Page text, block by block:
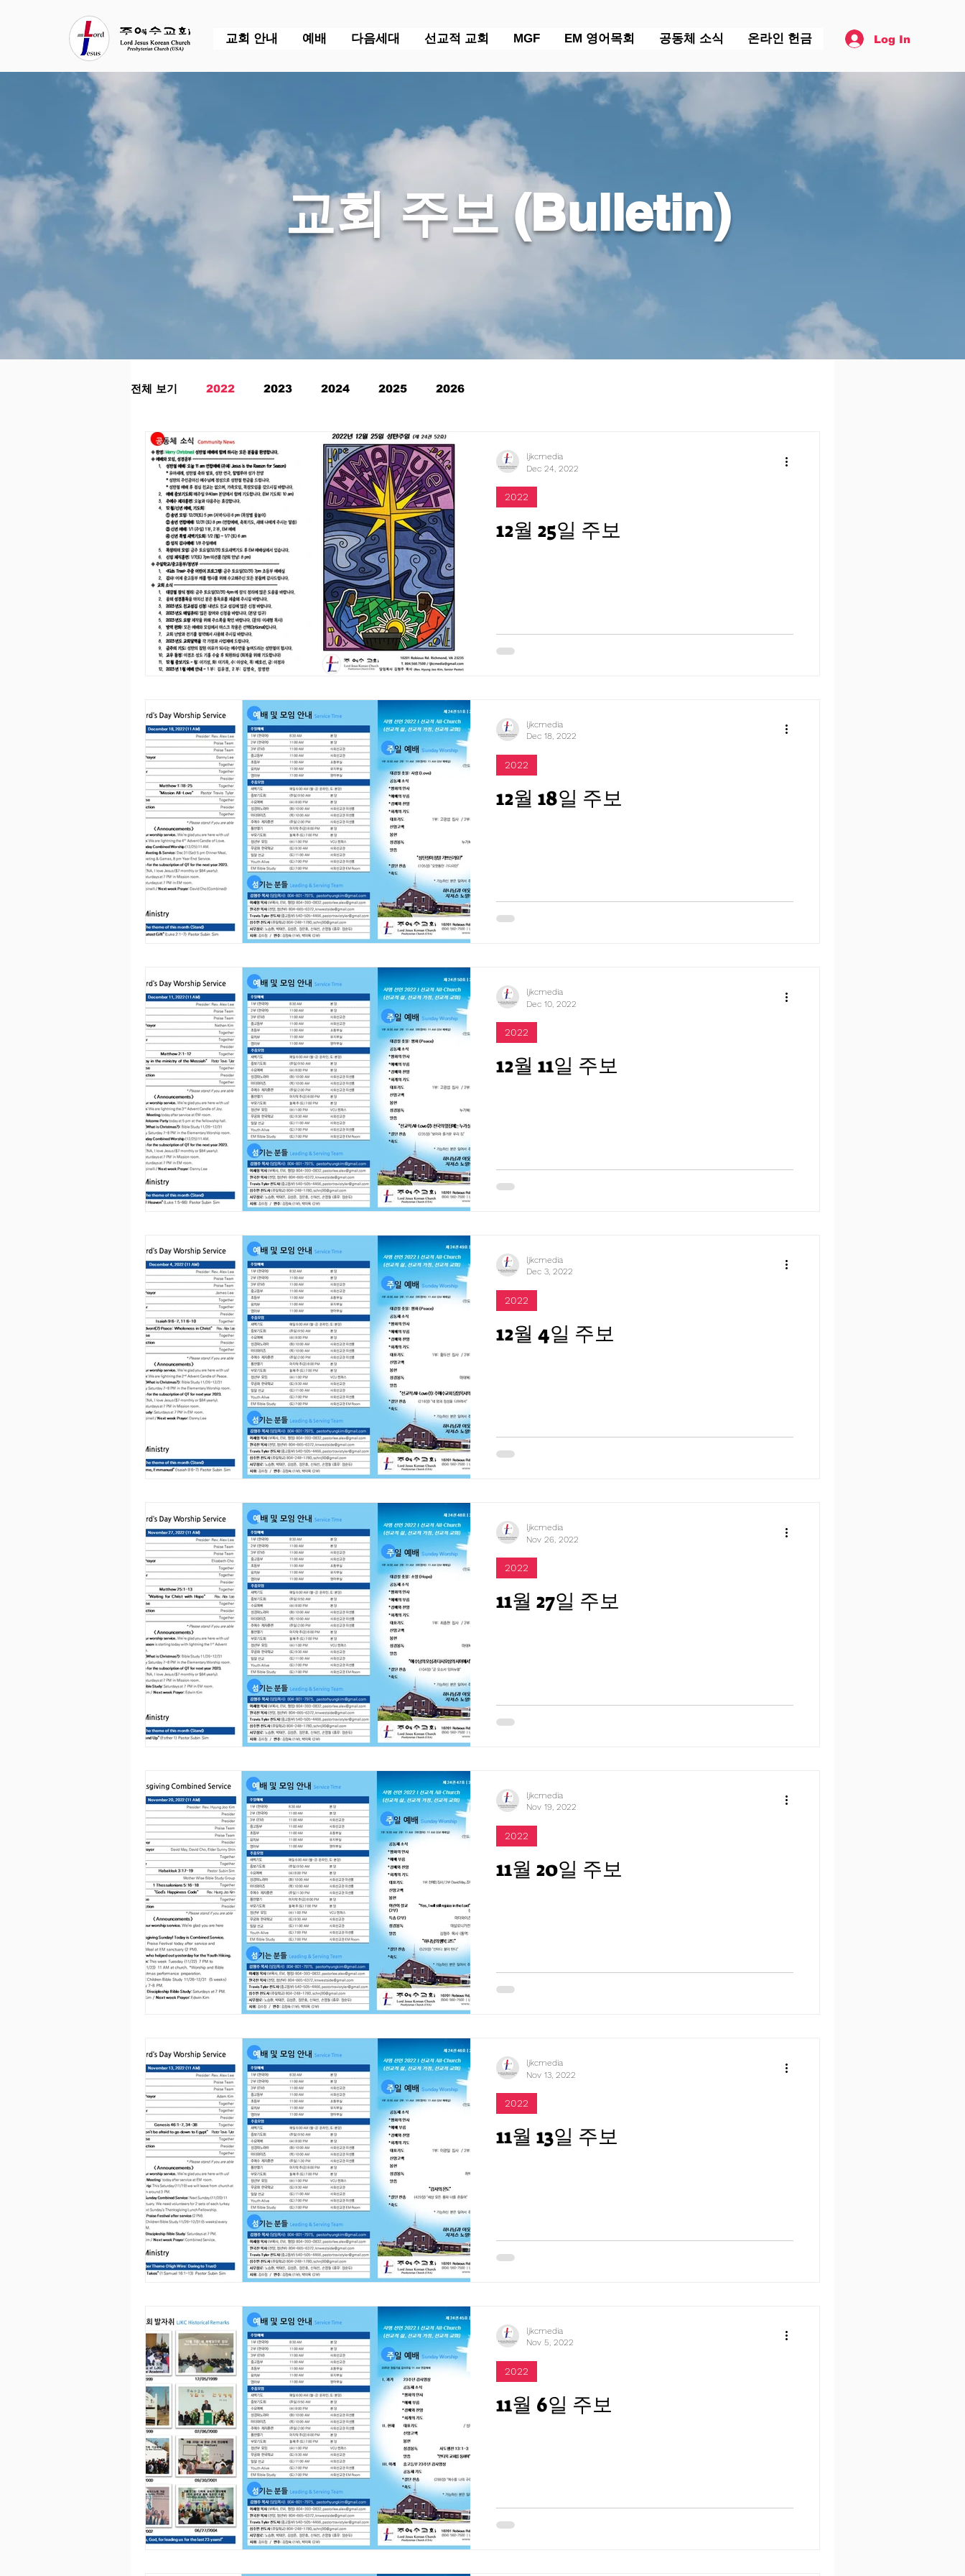
교회 안내 예배 다음세대 선교적 교회 MGF EM 영어목회 공동체 소식 온라인 헌금 Log In
​교회 주보 (Bulletin)
전체 보기 2022 2023 2024 2025 2026
12월 25일 주보
2022
ljkcmedia
Dec 24, 2022
12월 18일 주보
2022
ljkcmedia
Dec 18, 2022
12월 11일 주보
2022
ljkcmedia
Dec 10, 2022
12월 4일 주보
2022
ljkcmedia
Dec 3, 2022
11월 27일 주보
2022
ljkcmedia
Nov 26, 2022
11월 20일 주보
2022
ljkcmedia
Nov 19, 2022
11월 13일 주보
2022
ljkcmedia
Nov 13, 2022
11월 6일 주보
2022
ljkcmedia
Nov 5, 2022